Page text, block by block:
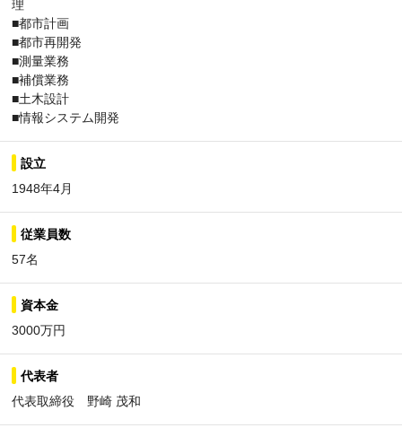
理
■都市計画
■都市再開発
■測量業務
■補償業務
■土木設計
■情報システム開発
設立
1948年4月
従業員数
57名
資本金
3000万円
代表者
代表取締役 野崎 茂和